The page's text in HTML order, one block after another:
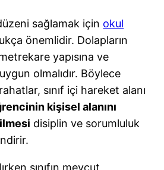
sağlamak için okul
önemlidir. Dolapların
yapısına ve
olmalıdır. Böylece
sınıf içi hareket alanı
kişisel alanını
disiplin ve sorumluluk